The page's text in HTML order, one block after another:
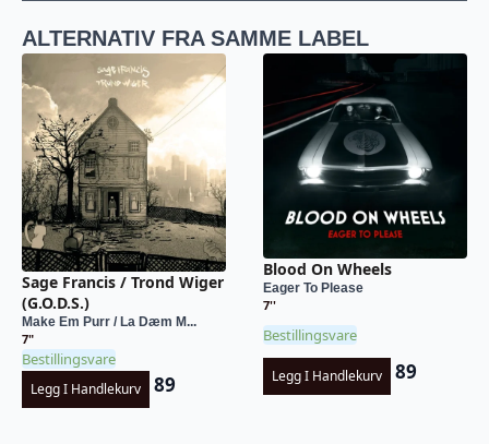
ALTERNATIV FRA SAMME LABEL
Sage Francis / Trond Wiger
(G.O.D.S.)
Make Em Purr / La Dæm M...
7"
Bestillingsvare
Legg I Handlekurv 89
Blood On Wheels
Eager To Please
7''
Bestillingsvare
Legg I Handlekurv 89